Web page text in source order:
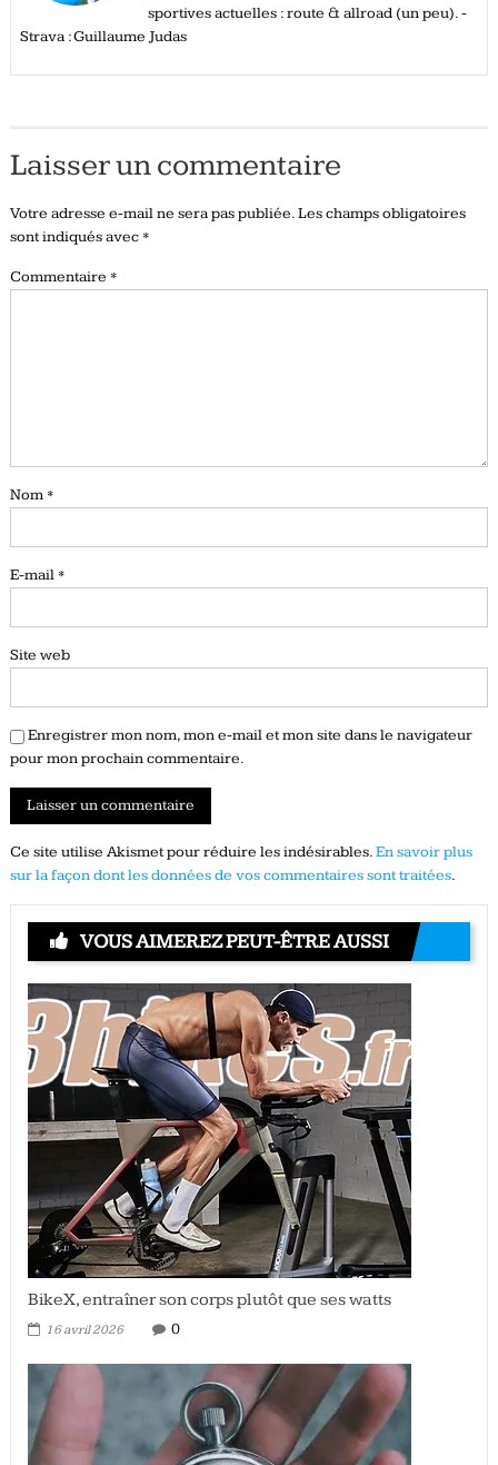
sportives actuelles : route & allroad (un peu). -
Strava : Guillaume Judas
Laisser un commentaire
Votre adresse e-mail ne sera pas publiée.Les champs obligatoires
sont indiqués avec *
Commentaire *
Nom *
E-mail *
Site web
Enregistrer mon nom, mon e-mail et mon site dans le navigateur
pour mon prochain commentaire.
Ce site utilise Akismet pour réduire les indésirables.En savoir plus
sur la façon dont les données de vos commentaires sont traitées.
VOUS AIMEREZ PEUT-ÊTRE AUSSI
BikeX, entraîner son corps plutôt que ses watts
16 avril 2026 0